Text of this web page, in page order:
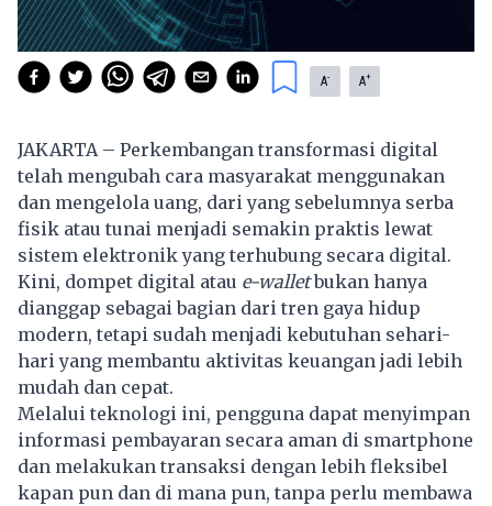
A- A+
JAKARTA – Perkembangan transformasi digital
telah mengubah cara masyarakat menggunakan
dan mengelola uang, dari yang sebelumnya serba
fisik atau tunai menjadi semakin praktis lewat
sistem elektronik yang terhubung secara digital.
Kini, dompet digital atau e-walletbukan hanya
dianggap sebagai bagian dari tren gaya hidup
modern, tetapi sudah menjadi kebutuhan sehari-
hari yang membantu aktivitas keuangan jadi lebih
mudah dan cepat.
Melalui teknologi ini, pengguna dapat menyimpan
informasi pembayaran secara aman di smartphone
dan melakukan transaksi dengan lebih fleksibel
kapan pun dan di mana pun, tanpa perlu membawa